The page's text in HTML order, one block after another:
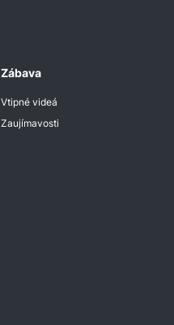
Zábava
Vtipné videá
Zaujímavosti